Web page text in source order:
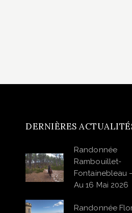
DERNIÈRES
Randonnée
Rambouillet-
Fontainebleau
Au 16 Mai 2026
Randonnée